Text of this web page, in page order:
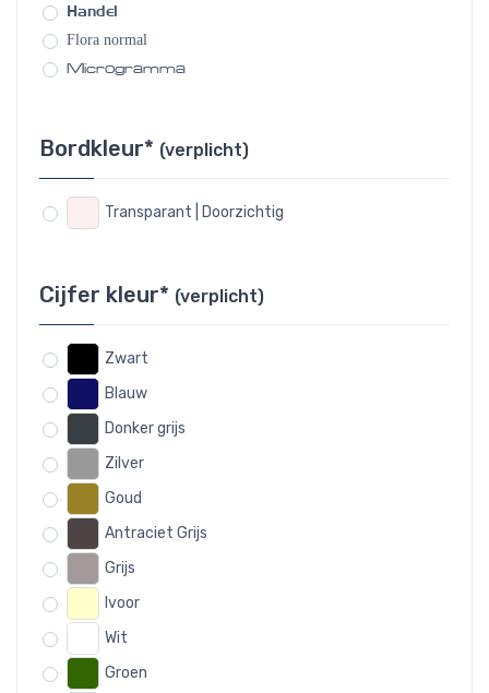
Handel
Flora normal
Microgramma
Bordkleur* (verplicht)
Transparant | Doorzichtig
Cijfer kleur* (verplicht)
Zwart
Blauw
Donker grijs
Zilver
Goud
Antraciet Grijs
Grijs
Ivoor
Wit
Groen